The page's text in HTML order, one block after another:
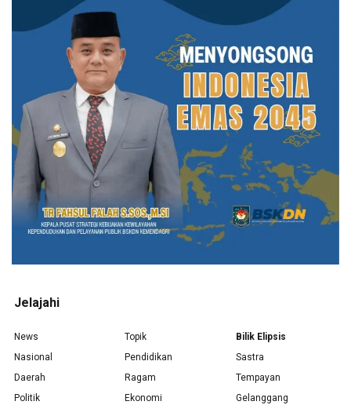
Jelajahi
News
Nasional
Daerah
Politik
Topik
Pendidikan
Ragam
Ekonomi
Bilik Elipsis
Sastra
Tempayan
Gelanggang